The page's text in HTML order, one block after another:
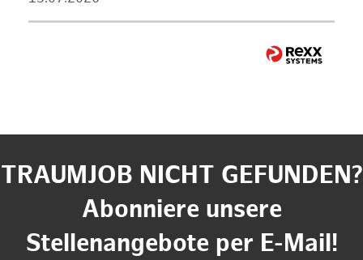
TRAUMJOB NICHT GEFUNDEN?
Abonniere unsere
Stellenangebote per E-Mail!